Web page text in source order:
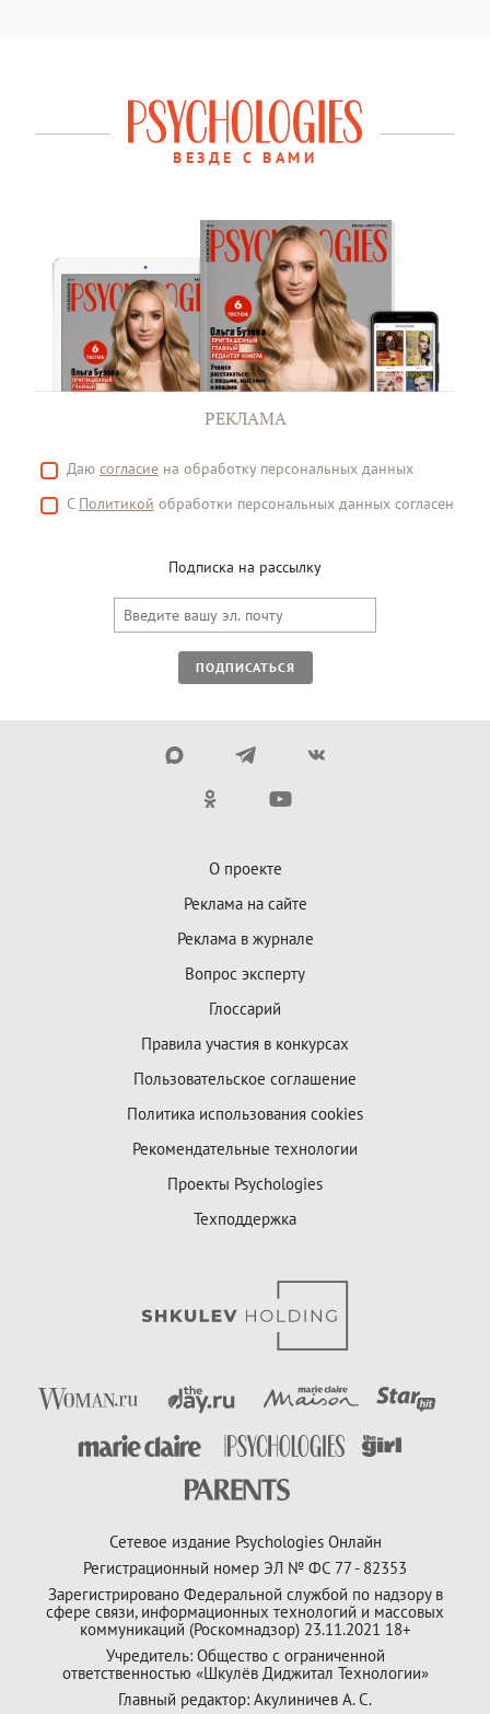
ВЕЗДЕ С ВАМИ
РЕКЛАМА
Даю согласие на обработку персональных данных
С Политикой обработки персональных данных согласен
Подписка на рассылку
ПОДПИСАТЬСЯ
О проекте
Реклама на сайте
Реклама в журнале
Вопрос эксперту
Глоссарий
Правила участия в конкурсах
Пользовательское соглашение
Политика использования cookies
Рекомендательные технологии
Проекты Psychologies
Техподдержка
Сетевое издание Psychologies Онлайн
Регистрационный номер ЭЛ № ФС 77 - 82353
Зарегистрировано Федеральной службой по надзору в
сфере связи, информационных технологий и массовых
коммуникаций (Роскомнадзор) 23.11.2021 18+
Учредитель: Общество с ограниченной
ответственностью «Шкулёв Диджитал Технологии»
Главный редактор: Акулиничев А. С.